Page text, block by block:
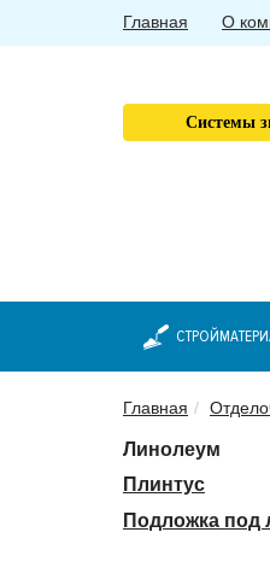
Главная О
Системы
Главная
Линолеум
Плинтус
Подложка под